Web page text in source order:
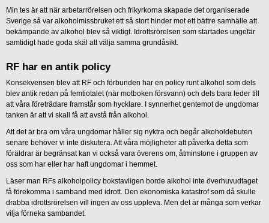
Min tes är att när arbetarrörelsen och frikyrkorna skapade det organiserade
Sverige så var alkoholmissbruket ett så stort hinder mot ett bättre samhälle att
bekämpande av alkohol blev så viktigt. Idrottsrörelsen som startades ungefär
samtidigt hade goda skäl att välja samma grundåsikt.
RF har en antik policy
Konsekvensen blev att RF och förbunden har en policy runt alkohol som dels
blev antik redan på femtiotalet (när motboken försvann) och dels bara leder till
att våra företrädare framstår som hycklare. I synnerhet gentemot de ungdomar
tanken är att vi skall få att avstå från alkohol.
Att det är bra om våra ungdomar håller sig nyktra och begår alkoholdebuten
senare behöver vi inte diskutera. Att våra möjligheter att påverka detta som
föräldrar är begränsat kan vi också vara överens om, åtminstone i gruppen av
oss som har eller har haft ungdomar i hemmet.
Läser man RFs alkoholpolicy bokstavligen borde alkohol inte överhuvudtaget
få förekomma i samband med idrott. Den ekonomiska katastrof som då skulle
drabba idrottsrörelsen vill ingen av oss uppleva. Men det är många som verkar
vilja förneka sambandet.